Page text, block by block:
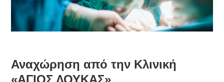
Αναχώρηση από την Κλινική
«ΑΓΙΟΣ ΛΟΥΚΑΣ»